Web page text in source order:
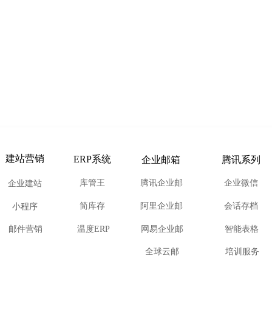
库管王 腾讯企业邮
简库存
企业邮箱
企业建站
建站营销 ERP系统
小程序
企业微信
阿里企业邮
网易企业邮
腾讯系列
邮件营销
全球云邮
会话存档
智能表格
培训服务
温度ERP